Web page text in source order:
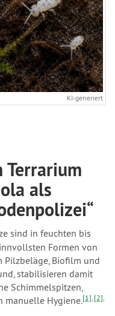
KI-generiert
Terrarium
als
sind in feuchten bis
Formen von
Pilzbeläge, Biofilm und
stabilisieren damit
Schimmelspitzen,
manuelle Hygiene.[1], [2],